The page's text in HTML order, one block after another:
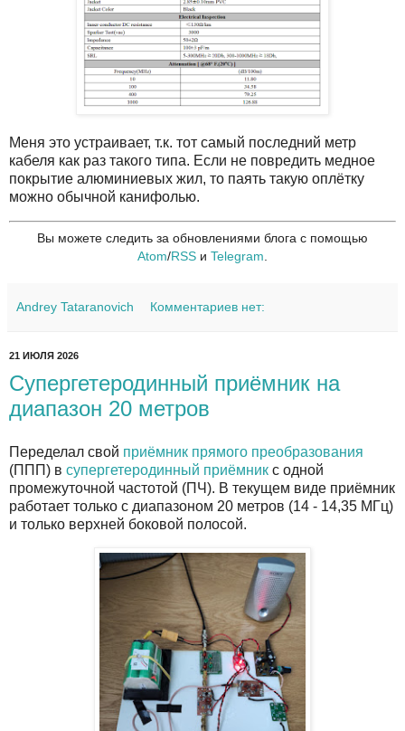
Меня это устраивает, т.к. тот самый последний метр
кабеля как раз такого типа. Если не повредить медное
покрытие алюминиевых жил, то паять такую оплётку
можно обычной канифолью.
Вы можете следить за обновлениями блога с помощью
Atom/RSS и Telegram
Andrey Tataranovich Комментариев нет:
21 ИЮЛЯ 2026
Супергетеродинный приёмник на
диапазон 20 метров
Переделал свой приёмник прямого преобразования
(ППП) в супергетеродинный приёмник с одной
промежуточной частотой (ПЧ). В текущем виде приёмник
работает только с диапазоном 20 метров (14 - 14,35 МГц)
и только верхней боковой полосой.